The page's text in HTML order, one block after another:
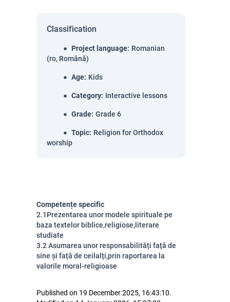
Classification
Project language: Romanian
(ro, Română)
Age: Kids
Category: Interactive lessons
Grade: Grade 6
Topic: Religion for Orthodox
worship
Competențe specific
2.1Prezentarea unor modele spirituale pe
baza textelor biblice,religiose,literare
studiate
3.2 Asumarea unor responsabilități față de
sine și față de ceilalți,prin raportarea la
valorile moral-religioase
Published on 19 December 2025, 16:43:10.